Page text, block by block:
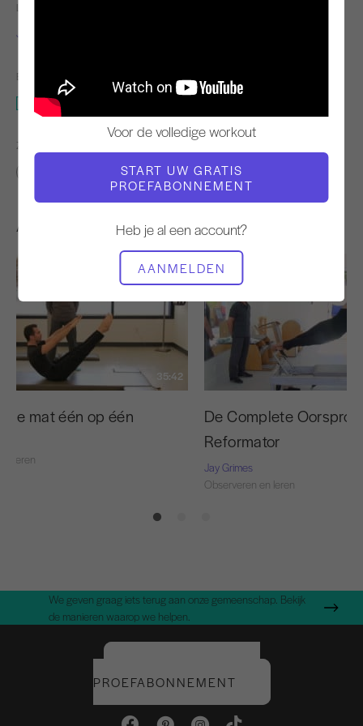
Voor de volledige workout
START UW GRATIS
PROEFABONNEMENT
Heb je al een account?
AANMELDEN
LERAAR
Jay Grimes
BENODIGDE APPARATUUR
Mat
ZOEK VERGELIJKBARE LESSEN VOOR
Mat
Andere workouts die je misschien leuk vindt
35:42
mat één op één
leren
De Complete
Reformator
Jay Grimes
Observeren en leren
We geven graag iets terug aan onze gemeenschap. Bekijk
de manieren waarop we helpen.
PROEFABONNEMENT